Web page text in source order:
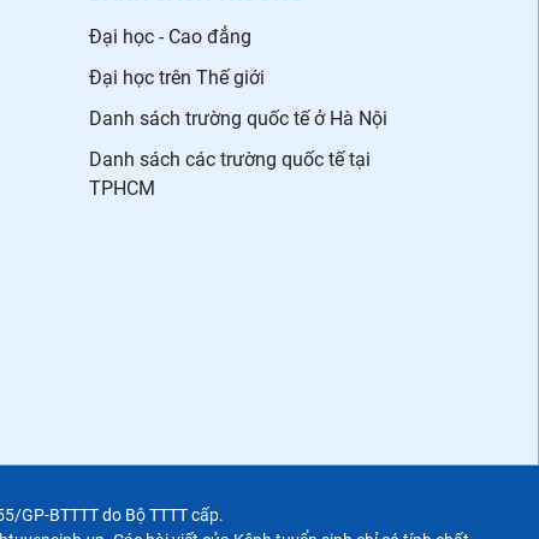
Đại học - Cao đẳng
Đại học trên Thế giới
Danh sách trường quốc tế ở Hà Nội
Danh sách các trường quốc tế tại
TPHCM
GP-BTTTT do Bộ TTTT cấp.